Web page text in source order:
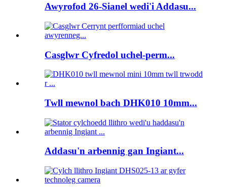
Awyrofod 26-Sianel wedi'i Addasu...
Casglwr Cyfredol uchel-perm...
Twll mewnol bach DHK010 10mm...
Addasu'n arbennig gan Ingiant...